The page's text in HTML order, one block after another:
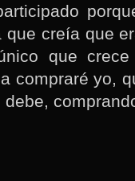
que creía que
que
compraré yo,